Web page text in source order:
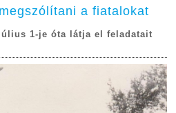
a fiatalokat
1-je óta látja el feladatait